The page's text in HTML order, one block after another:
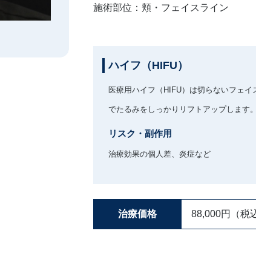
施術部位：頬・フェイスライン ⁡
ハイフ（HIFU）
医療用ハイフ（HIFU）は切らないフェ
でたるみをしっかりリフトアップします。
リスク・副作用
治療効果の個人差、炎症など
治療価格 88,000円（税